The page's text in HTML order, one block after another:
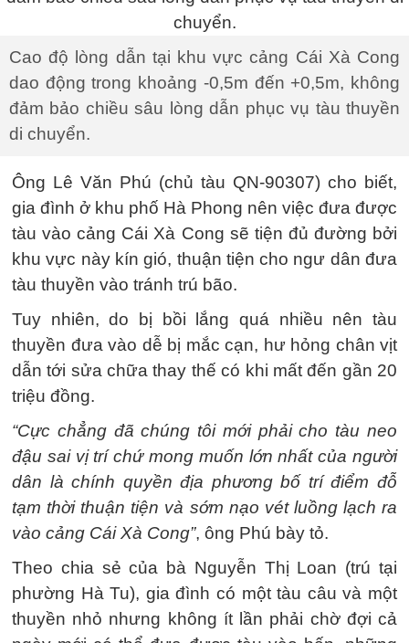
Cao độ lòng dẫn tại khu vực cảng Cái Xà Cong
dao động trong khoảng -0,5m đến +0,5m, không
đảm bảo chiều sâu lòng dẫn phục vụ tàu thuyền
di chuyển.
Ông Lê Văn Phú (chủ tàu QN-90307) cho biết,
gia đình ở khu phố Hà Phong nên việc đưa được
tàu vào cảng Cái Xà Cong sẽ tiện đủ đường bởi
khu vực này kín gió, thuận tiện cho ngư dân đưa
tàu thuyền vào tránh trú bão.
Tuy nhiên, do bị bồi lắng quá nhiều nên tàu
thuyền đưa vào dễ bị mắc cạn, hư hỏng chân vịt
dẫn tới sửa chữa thay thế có khi mất đến gần 20
triệu đồng.
“Cực chẳng đã chúng tôi mới phải cho tàu neo
đậu sai vị trí chứ mong muốn lớn nhất của người
dân là chính quyền địa phương bố trí điểm đỗ
tạm thời thuận tiện và sớm nạo vét luồng lạch ra
vào cảng Cái Xà Cong”, ông Phú bày tỏ.
Theo chia sẻ của bà Nguyễn Thị Loan (trú tại
phường Hà Tu), gia đình có một tàu câu và một
thuyền nhỏ nhưng không ít lần phải chờ đợi cả